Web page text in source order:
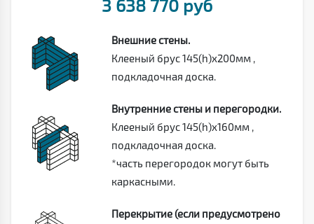
3 638 770 руб
Внешние стены.
Клееный брус 145(h)х200мм ,
подкладочная доска.
Внутренние стены и перегородки.
Клееный брус 145(h)х160мм ,
подкладочная доска.
*часть перегородок могут быть
каркасными.
Перекрытие (если предусмотрено